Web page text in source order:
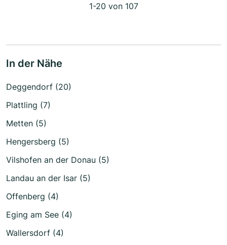
1-20 von 107
In der Nähe
Deggendorf (20)
Plattling (7)
Metten (5)
Hengersberg (5)
Vilshofen an der Donau (5)
Landau an der Isar (5)
Offenberg (4)
Eging am See (4)
Wallersdorf (4)